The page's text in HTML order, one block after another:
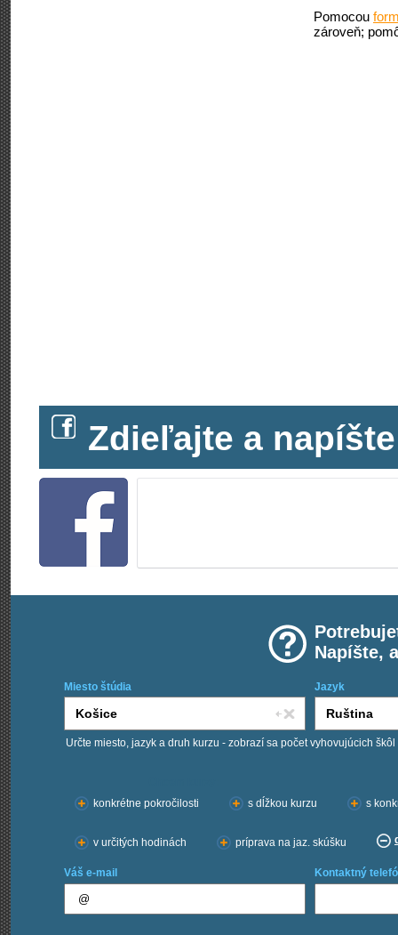
Pomocou
zároveň;
Zdieľajte a
Napíšte,
Miesto štúdia Jazyk
Určte miesto, jazyk a druh kurzu - zobrazí sa počet vyhovujúcich škôl
konkrétne pokročilosti
s dĺžkou kurzu s
v určitých hodinách príprava na jaz. skúšku
Váš e-mail Kontaktný